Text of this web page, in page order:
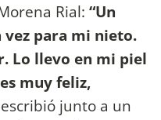
Rial: “Un
vez para mi nieto.
Lo llevo en mi piel
muy feliz,
escribió junto a un